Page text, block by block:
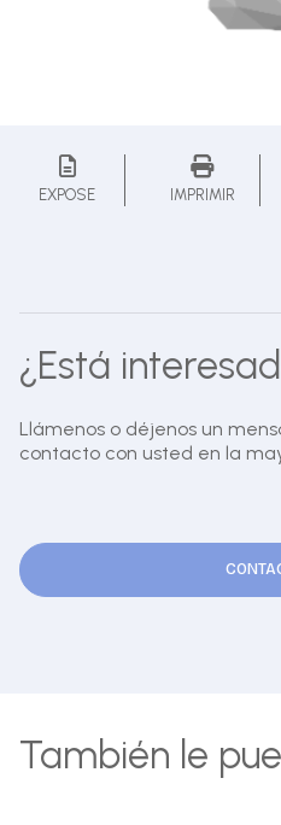
EXPOSE IMPRIMIR
¿Está
Llámenos o déjenos un
contacto con usted en la
También le